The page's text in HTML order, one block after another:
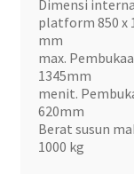
Dimensi
platform 850 x
mm
max.
1345mm
menit.
620mm
Berat susun
1000 kg